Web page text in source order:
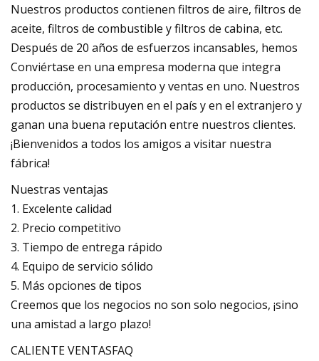
Nuestros productos contienen filtros de aire, filtros de
aceite, filtros de combustible y filtros de cabina, etc.
Después de 20 años de esfuerzos incansables, hemos
Conviértase en una empresa moderna que integra
producción, procesamiento y ventas en uno. Nuestros
productos se distribuyen en el país y en el extranjero y
ganan una buena reputación entre nuestros clientes.
¡Bienvenidos a todos los amigos a visitar nuestra
fábrica!
Nuestras ventajas
1. Excelente calidad
2. Precio competitivo
3. Tiempo de entrega rápido
4. Equipo de servicio sólido
5. Más opciones de tipos
Creemos que los negocios no son solo negocios, ¡sino
una amistad a largo plazo!
CALIENTE VENTASFAQ